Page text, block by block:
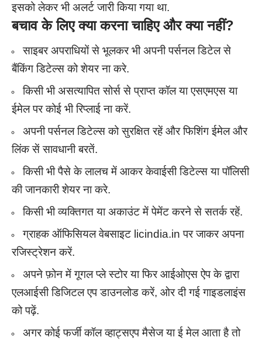
इसको लेकर भी अलर्ट जारी किया गया था.
बचाव के लिए क्या करना चाहिए और क्या नहीं?
साइबर अपराधियों से भूलकर भी अपनी पर्सनल डिटेल से
बैंकिंग डिटेल्स को शेयर ना करे.
किसी भी असत्यापित सोर्स से प्राप्त कॉल या एसएमएस या
ईमेल पर कोई भी रिप्लाई ना करें.
अपनी पर्सनल डिटेल्स को सुरक्षित रहें और फिशिंग ईमेल और
लिंक सें सावधानी बरतें.
किसी भी पैसे के लालच में आकर केवाईसी डिटेल्स या पॉलिसी
की जानकारी शेयर ना करे.
किसी भी व्यक्तिगत या अकाउंट में पेमेंट करने से सतर्क रहें.
ग्राहक ऑफिसियल वेबसाइट licindia.in पर जाकर अपना
रजिस्ट्रेशन करें.
अपने फ़ोन में गूगल प्ले स्टोर या फिर आईओएस ऐप के द्वारा
एलआईसी डिजिटल एप डाउनलोड करें, ओर दी गई गाइडलाइंस
को पढ़ें.
अगर कोई फर्जी कॉल व्हाट्सएप मैसेज या ई मेल आता है तो